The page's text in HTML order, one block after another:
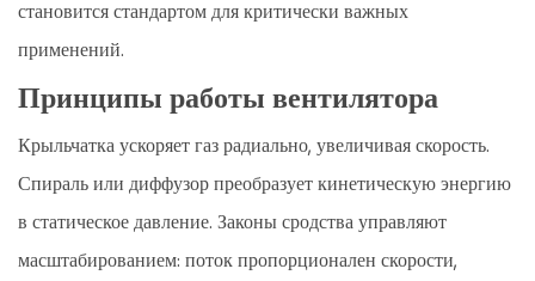
становится стандартом для критически важных
применений.
Принципы работы вентилятора
Крыльчатка ускоряет газ радиально, увеличивая скорость.
Спираль или диффузор преобразует кинетическую энергию
в статическое давление. Законы сродства управляют
масштабированием: поток пропорционален скорости,